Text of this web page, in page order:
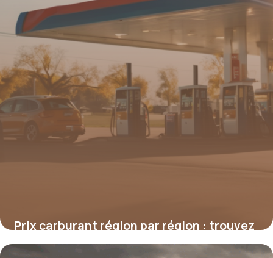
Prix carburant région par région : trouvez
la meilleure station